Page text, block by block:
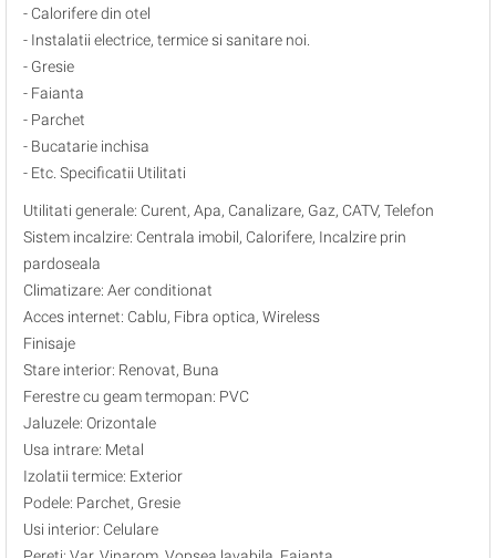
- Calorifere din otel
- Instalatii electrice, termice si sanitare noi.
- Gresie
- Faianta
- Parchet
- Bucatarie inchisa
- Etc. Specificatii Utilitati
Utilitati generale: Curent, Apa, Canalizare, Gaz, CATV, Telefon
Sistem incalzire: Centrala imobil, Calorifere, Incalzire prin
pardoseala
Climatizare: Aer conditionat
Acces internet: Cablu, Fibra optica, Wireless
Finisaje
Stare interior: Renovat, Buna
Ferestre cu geam termopan: PVC
Jaluzele: Orizontale
Usa intrare: Metal
Izolatii termice: Exterior
Podele: Parchet, Gresie
Usi interior: Celulare